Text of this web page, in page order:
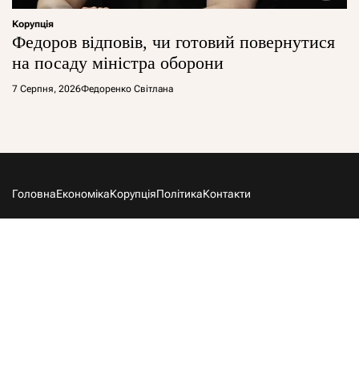
Корупція
Федоров відповів, чи готовий повернутися
на посаду міністра оборони
7 Серпня, 2026Федоренко Світлана
ГоловнаЕкономікаКорупціяПолітикаКонтакти